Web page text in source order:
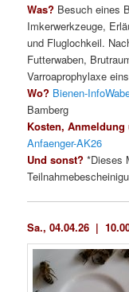
Was? Besuch eines
Imkerwerkzeuge,
und Fluglochkeil.
Futterwaben,
Varroaprophylaxe
Wo? Bienen-
Bamberg
Kosten,
Anfaenger-AK26
Und sonst? *Dieses
Sa., 04.04.26 |